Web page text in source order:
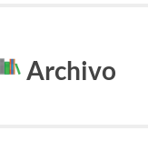
Archivo